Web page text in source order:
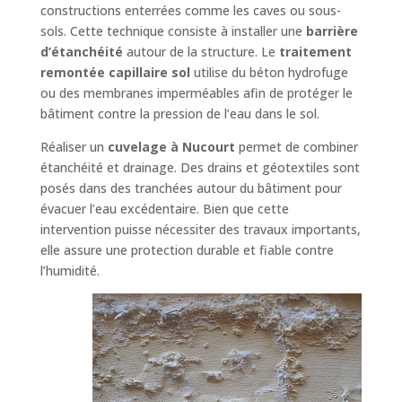
constructions enterrées comme les caves ou sous-
sols. Cette technique consiste à installer une barrière
d’étanchéité autour de la structure. Le traitement
remontée capillaire sol utilise du béton hydrofuge
ou des membranes imperméables afin de protéger le
bâtiment contre la pression de l’eau dans le sol.
Réaliser un cuvelage à Nucourt permet de combiner
étanchéité et drainage. Des drains et géotextiles sont
posés dans des tranchées autour du bâtiment pour
évacuer l’eau excédentaire. Bien que cette
intervention puisse nécessiter des travaux importants,
elle assure une protection durable et fiable contre
l’humidité.